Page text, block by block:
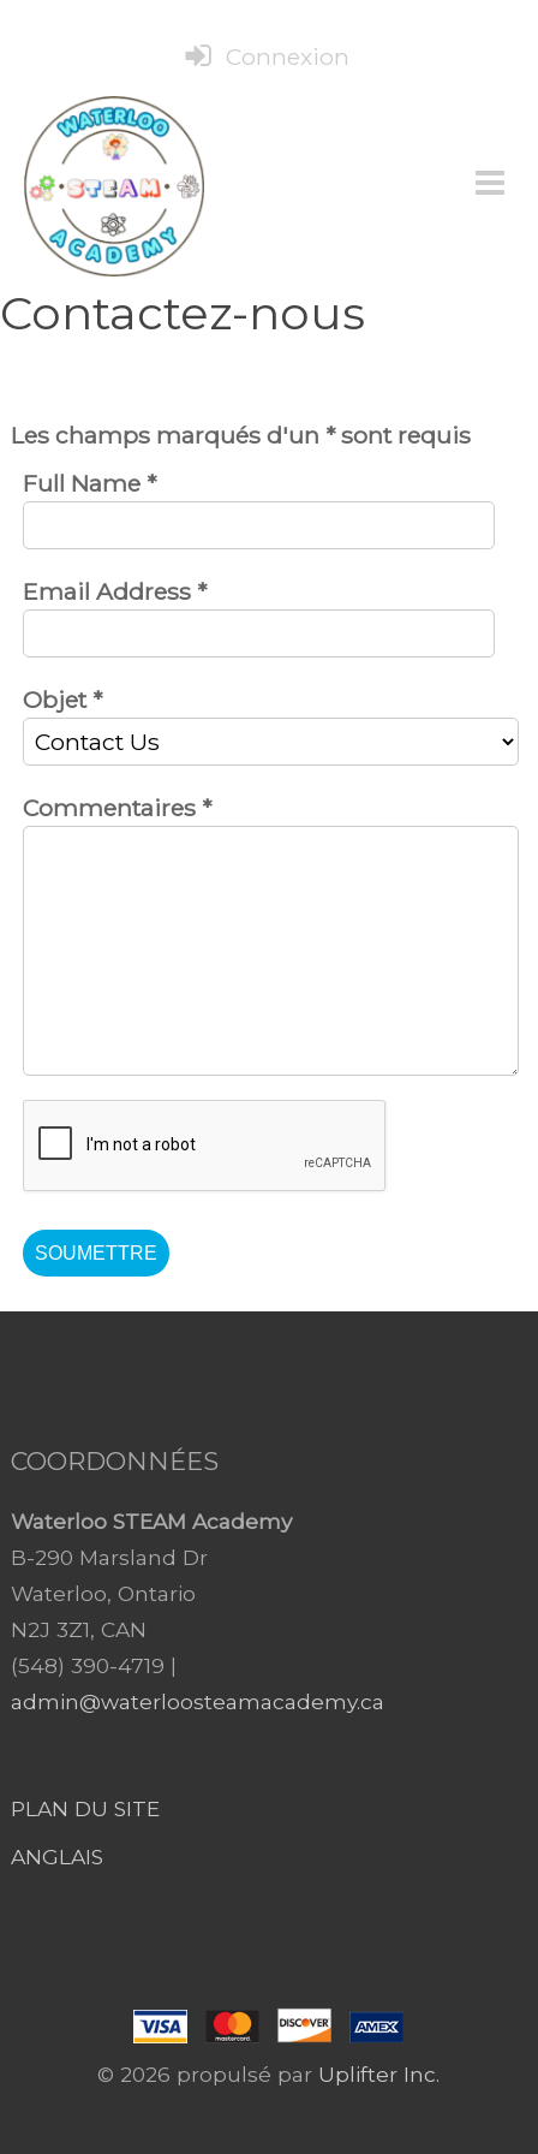
Connexion
Contactez-nous
Les champs marqués d'un * sont requis
Full Name *
Email Address *
Objet *
Commentaires *
SOUMETTRE
COORDONNÉES
Waterloo STEAM Academy
B-290 Marsland Dr
Waterloo, Ontario
N2J 3Z1, CAN
(548) 390-4719 |
admin@waterloosteamacademy.ca
PLAN DU SITE
ANGLAIS
© 2026 propulsé par Uplifter Inc.